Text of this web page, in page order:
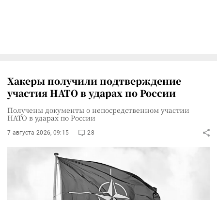
Хакеры получили подтверждение
участия НАТО в ударах по России
Получены документы о непосредственном участии
НАТО в ударах по России
7 августа 2026, 09:15 28